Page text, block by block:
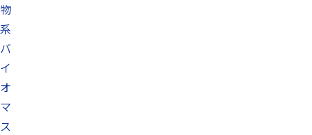
物
系
バ
イ
オ
マ
ス